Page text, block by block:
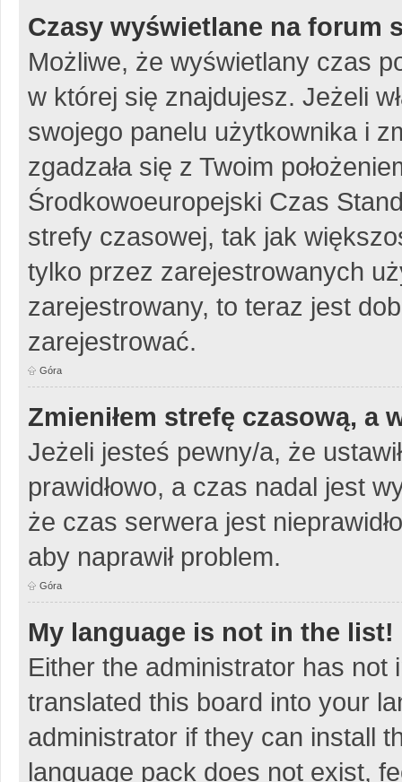
Czasy wyświetlane na forum
Możliwe, że wyświetlany czas
w której się znajdujesz. Jeżeli
swojego panelu użytkownika i
zgadzała się z Twoim
Środkowoeuropejski Czas
strefy czasowej, tak jak
tylko przez zarejestrowanych
zarejestrowany, to teraz jest
zarejestrować.
Góra
Zmieniłem strefę czasową, a
Jeżeli jesteś pewny/a, że
prawidłowo, a czas nadal jest
że czas serwera jest
aby naprawił problem.
Góra
My language is not in the list!
Either the administrator has
translated this board into your
administrator if they can install
language pack does not exist,